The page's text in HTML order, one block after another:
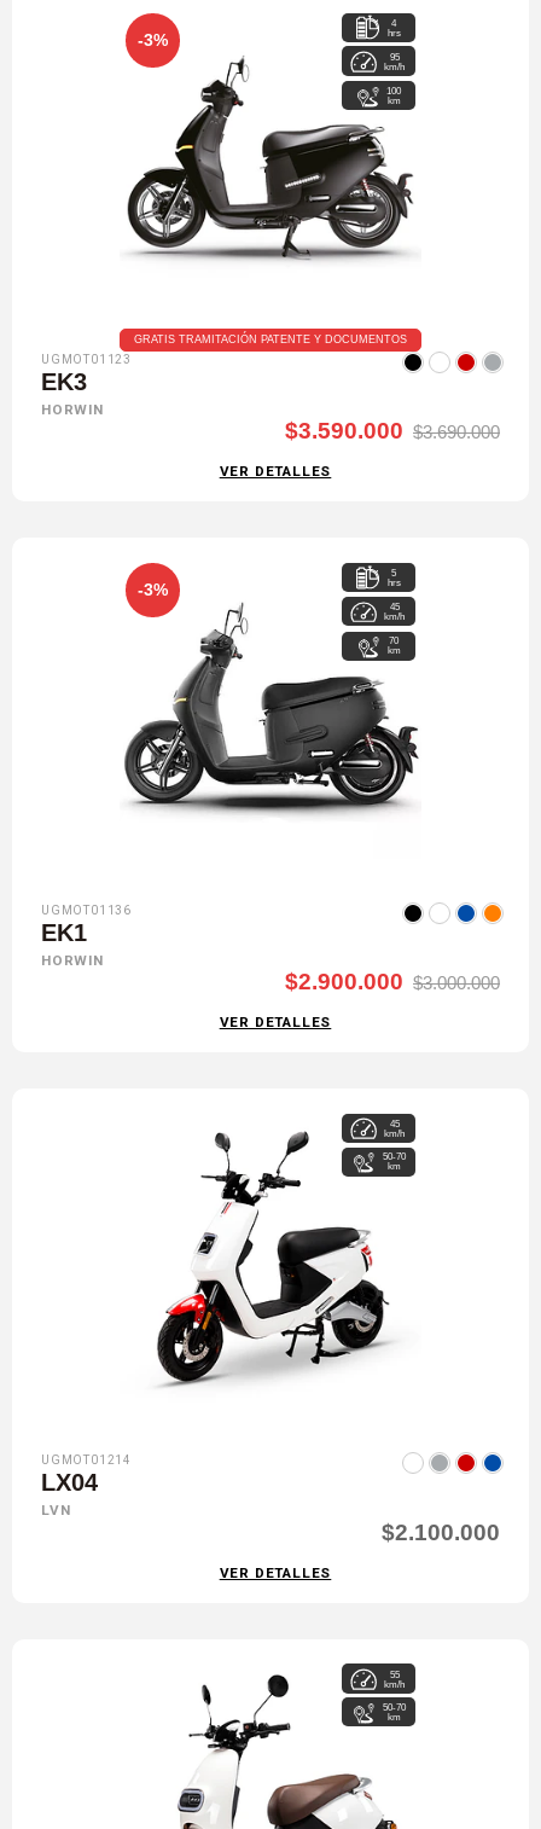
-3%
4
hrs
95
km/h
100
km
GRATIS TRAMITACIÓN PATENTE Y DOCUMENTOS
UGMOT01123
EK3
HORWIN
$3.590.000 $3.690.000
VER DETALLES
-3%
5
hrs
45
km/h
70
km
UGMOT01136
EK1
HORWIN
$2.900.000 $3.000.000
VER DETALLES
45
km/h
50-70
km
UGMOT01214
LX04
LVN
$2.100.000
VER DETALLES
55
km/h
50-70
km